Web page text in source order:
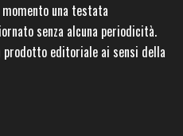
una testata
senza alcuna periodicità.
prodotto editoriale ai sensi della